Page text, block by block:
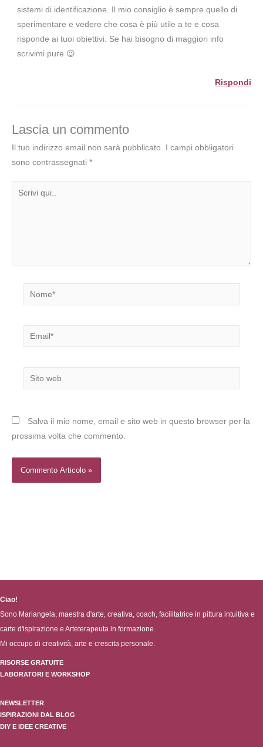
sistemi di identificazione. Il mio consiglio è sempre quello di
sperimentare e vedere che cosa è più utile a te e cosa
risponde ai tuoi obiettivi. Se hai bisogno di maggiori info
scrivimi pure 😉
Rispondi
Lascia un commento
Il tuo indirizzo email non sarà pubblicato.
I campi obbligatori
sono contrassegnati *
Scrivi
Nome*
Email*
Sito
web
Salva il mio nome, email e sito web in questo browser per la
prossima volta che commento.
Ciao!
Sono Mariangela, maestra d'arte, creativa, coach, facilitatrice in pittura intuitiva e
carte d'ispirazione e Arteterapeuta in formazione.
Mi occupo di creatività, arte e crescita personale.
RISORSE GRATUITE
LABORATORI E WORKSHOP
NEWSLETTER
ISPIRAZIONI DAL BLOG
DIY E IDEE CREATIVE